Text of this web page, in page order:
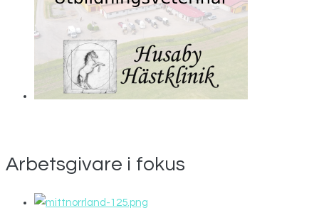
Arbetsgivare i fokus